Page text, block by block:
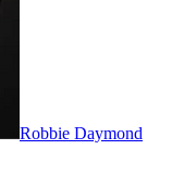
Robbie Daymond